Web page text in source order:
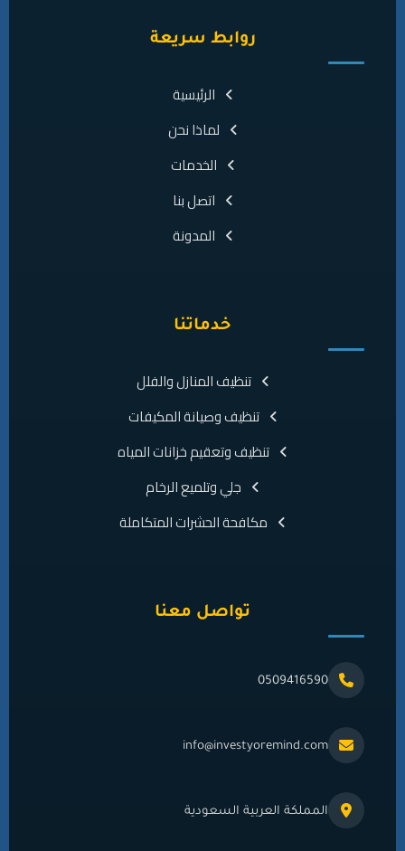
روابط سريعة
الرئيسية
لماذا نحن
الخدمات
اتصل بنا
المدونة
خدماتنا
تنظيف المنازل والفلل
تنظيف وصيانة المكيفات
تنظيف وتعقيم خزانات المياه
جلي وتلميع الرخام
مكافحة الحشرات المتكاملة
تواصل معنا
0509416590
info@investyoremind.com
المملكة العربية السعودية